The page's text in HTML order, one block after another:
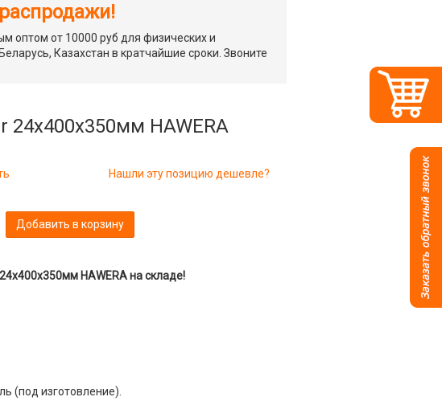
оптом от 10000 руб для физических и
Казахстан в кратчайшие сроки. Звоните
24х400х350мм HAWERA
Нашли эту позицию дешевле?
Добавить в корзину
HAWERA на складе!
(под изготовление).